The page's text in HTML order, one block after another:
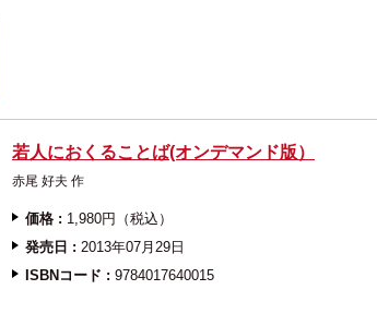
若人におくることば(オンデマンド版）
赤尾 好夫 作
価格 : 1,980円（税込）
発売日 : 2013年07月29日
ISBNコード : 9784017640015